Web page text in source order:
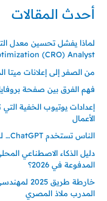
أحدث المقالات
(CRO) Analyst
من الصفر إلى إعلانات ميتا
فهم الفرق بين صفحة
إعدادات يوتيوب الخفية
الأعمال
الناس تستخدم ChatGPT… لكن الفلوس الحقيقية في الـ API 🤯
المدفوعة في 2026؟
المدرب ملاذ المصري